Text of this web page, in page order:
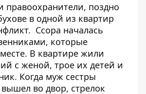
правоохранители, поздно
в одной из квартир
Ссора началась
которые
В квартире жили
с женой, трое их детей и
Когда муж сестры
во двор, стрелок